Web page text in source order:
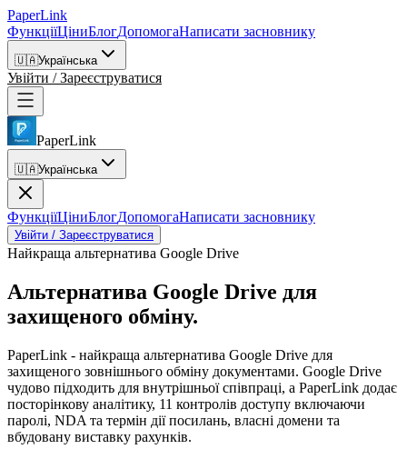
PaperLink
ФункціїЦіниБлогДопомогаНаписати засновнику
🇺🇦Українська
Увійти / Зареєструватися
PaperLink
🇺🇦Українська
ФункціїЦіниБлогДопомогаНаписати засновнику
Увійти / Зареєструватися
Найкраща альтернатива Google Drive
Альтернатива Google Drive для
захищеного обміну.
PaperLink - найкраща альтернатива Google Drive для
захищеного зовнішнього обміну документами. Google Drive
чудово підходить для внутрішньої співпраці, а PaperLink додає
посторінкову аналітику, 11 контролів доступу включаючи
паролі, NDA та термін дії посилань, власні домени та
вбудовану виставку рахунків.